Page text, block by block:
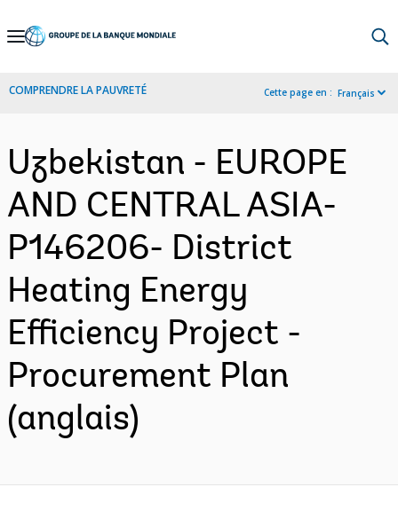
Skip
Navigation
COMPRENDRE LA PAUVRETÉ Cette page en : Français
Uzbekistan - EUROPE
AND CENTRAL ASIA-
P146206- District
Heating Energy
Efficiency Project -
Procurement Plan
(anglais)